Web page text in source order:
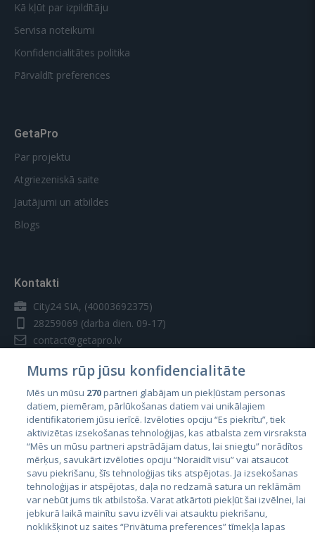
Kā kļūt par izpildītāju
Servisa noteikumi
Konfidencialitātes politika
Pārvaldīt preferences
GetaPro
Par projektu
Atgriezeniskā saite
Jautājumi un atbildes
Blogs
Kontakti
City24 SIA, (40003692375)
28259069 (darba dien. 09-17)
contact@getapro.lv
Valstis
Igaunija
Latvija
Lietuva
Mums rūp jūsu konfidencialitāte
Mēs un mūsu 270partneri glabājam un piekļūstam personas
datiem, piemēram, pārlūkošanas datiem vai unikālajiem
identifikatoriem jūsu ierīcē. Izvēloties opciju “Es piekrītu”, tiek
aktivizētas izsekošanas tehnoloģijas, kas atbalsta zem virsraksta
“Mēs un mūsu partneri apstrādājam datus, lai sniegtu” norādītos
mērķus, savukārt izvēloties opciju “Noraidīt visu” vai atsaucot
savu piekrišanu, šīs tehnoloģijas tiks atspējotas. Ja izsekošanas
tehnoloģijas ir atspējotas, daļa no redzamā satura un reklāmām
var nebūt jums tik atbilstoša. Varat atkārtoti piekļūt šai izvēlnei, lai
jebkurā laikā mainītu savu izvēli vai atsauktu piekrišanu,
noklikšķinot uz saites “Privātuma preferences” tīmekļa lapas